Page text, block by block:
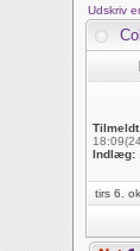
Udskriv
Indlæg:
tirs 6.